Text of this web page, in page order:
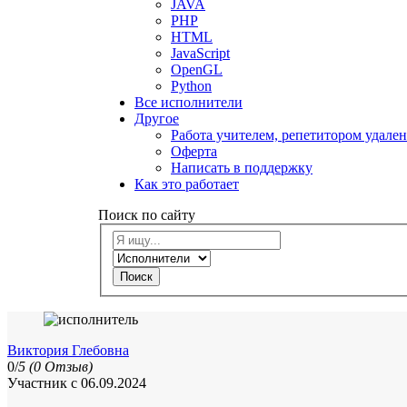
JAVA
PHP
HTML
JavaScript
OpenGL
Python
Все исполнители
Другое
Работа учителем, репетитором
Оферта
Написать в поддержку
Как это работает
Поиск по сайту
Поиск
Виктория Глебовна
0/5 (0 Отзыв)
Участник с 06.09.2024